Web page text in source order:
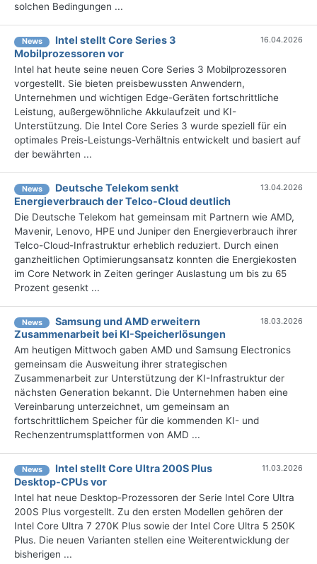
solchen Bedingungen ...
News
Intel stellt Core Series 3
Mobilprozessoren vor
16.04.2026
Intel hat heute seine neuen Core Series 3 Mobilprozessoren
vorgestellt. Sie bieten preisbewussten Anwendern,
Unternehmen und wichtigen Edge-Geräten fortschrittliche
Leistung, außergewöhnliche Akkulaufzeit und KI-
Unterstützung. Die Intel Core Series 3 wurde speziell für ein
optimales Preis-Leistungs-Verhältnis entwickelt und basiert auf
der bewährten ...
News
Deutsche Telekom senkt
Energieverbrauch der Telco-Cloud deutlich
13.04.2026
Die Deutsche Telekom hat gemeinsam mit Partnern wie AMD,
Mavenir, Lenovo, HPE und Juniper den Energieverbrauch ihrer
Telco-Cloud-Infrastruktur erheblich reduziert. Durch einen
ganzheitlichen Optimierungsansatz konnten die Energiekosten
im Core Network in Zeiten geringer Auslastung um bis zu 65
Prozent gesenkt ...
News
Samsung und AMD erweitern
Zusammenarbeit bei KI-Speicherlösungen
18.03.2026
Am heutigen Mittwoch gaben AMD und Samsung Electronics
gemeinsam die Ausweitung ihrer strategischen
Zusammenarbeit zur Unterstützung der KI-Infrastruktur der
nächsten Generation bekannt. Die Unternehmen haben eine
Vereinbarung unterzeichnet, um gemeinsam an
fortschrittlichem Speicher für die kommenden KI- und
Rechenzentrumsplattformen von AMD ...
News
Intel stellt Core Ultra 200S Plus
Desktop-CPUs vor
11.03.2026
Intel hat neue Desktop-Prozessoren der Serie Intel Core Ultra
200S Plus vorgestellt. Zu den ersten Modellen gehören der
Intel Core Ultra 7 270K Plus sowie der Intel Core Ultra 5 250K
Plus. Die neuen Varianten stellen eine Weiterentwicklung der
bisherigen ...